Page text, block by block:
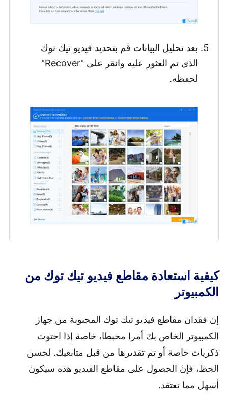
بعد تحليل البيانات قم بتحديد فيديو تيك توك
الذي تم العثور عليه وانقر على "Recover"
لحفظه.
كيفية استعادة مقاطع فيديو تيك توك من
الكمبيوتر
إن فقدان مقاطع فيديو تيك توك المحبوبة من جهاز
الكمبيوتر الخاص بك أمرا محبطا، خاصة إذا احتوت
ذكريات خاصة أو تم تقديرها من قبل متابعيك. لحسن
الحظ، فإن الحصول على مقاطع الفيديو هذه سيكون
أسهل مما تعتقد.